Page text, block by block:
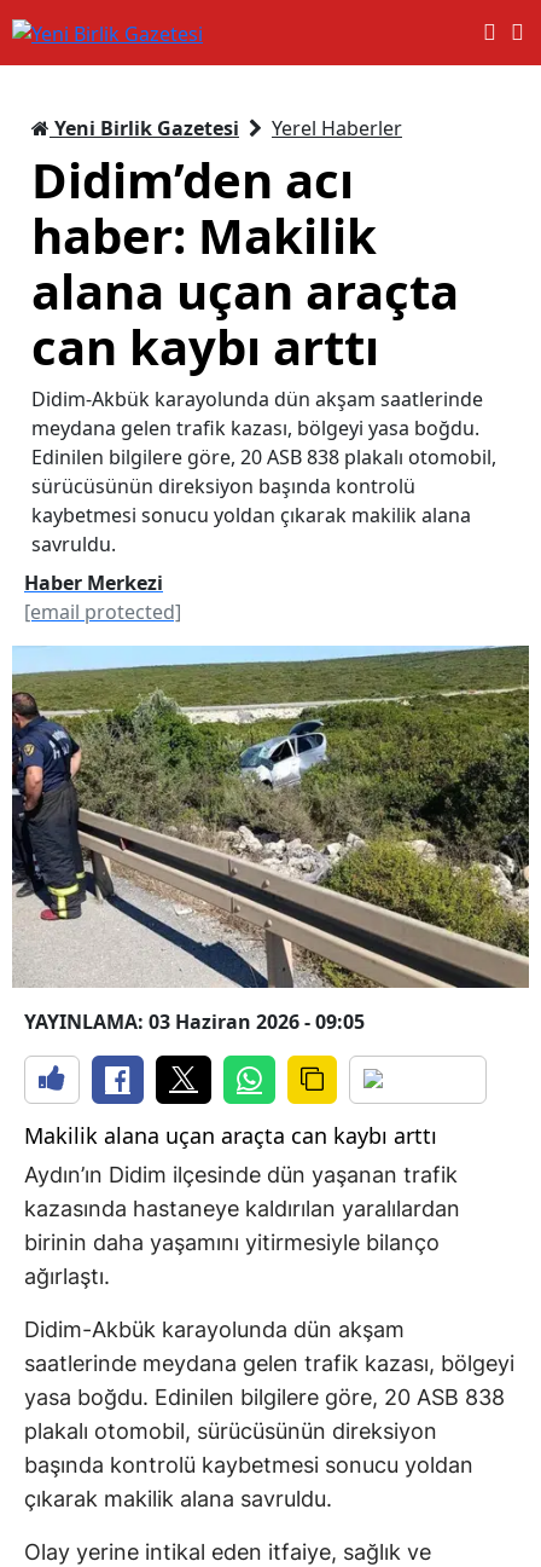
Yeni Birlik Gazetesi Yerel Haberler
Didim’den acı
haber: Makilik
alana uçan araçta
can kaybı arttı
Didim-Akbük karayolunda dün akşam saatlerinde
meydana gelen trafik kazası, bölgeyi yasa boğdu.
Edinilen bilgilere göre, 20 ASB 838 plakalı otomobil,
sürücüsünün direksiyon başında kontrolü
kaybetmesi sonucu yoldan çıkarak makilik alana
savruldu.
Haber Merkezi
[email protected]
YAYINLAMA: 03 Haziran 2026 - 09:05
Makilik alana uçan araçta can kaybı arttı
Aydın’ın Didim ilçesinde dün yaşanan trafik
kazasında hastaneye kaldırılan yaralılardan
birinin daha yaşamını yitirmesiyle bilanço
ağırlaştı.
Didim-Akbük karayolunda dün akşam
saatlerinde meydana gelen trafik kazası, bölgeyi
yasa boğdu. Edinilen bilgilere göre, 20 ASB 838
plakalı otomobil, sürücüsünün direksiyon
başında kontrolü kaybetmesi sonucu yoldan
çıkarak makilik alana savruldu.
Olay yerine intikal eden itfaiye, sağlık ve